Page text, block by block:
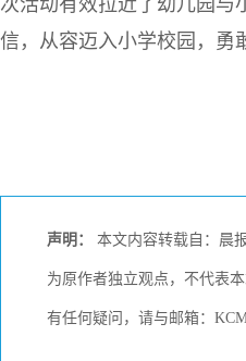
信，从容迈入小学校园，勇
声明： 本文内容转载自：晨
为原作者独立观点，不代表
有任何疑问，请与邮箱：